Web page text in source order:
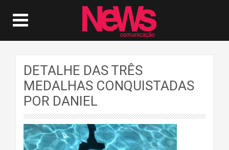
DETALHE DAS TRÊS
MEDALHAS CONQUISTADAS
POR DANIEL